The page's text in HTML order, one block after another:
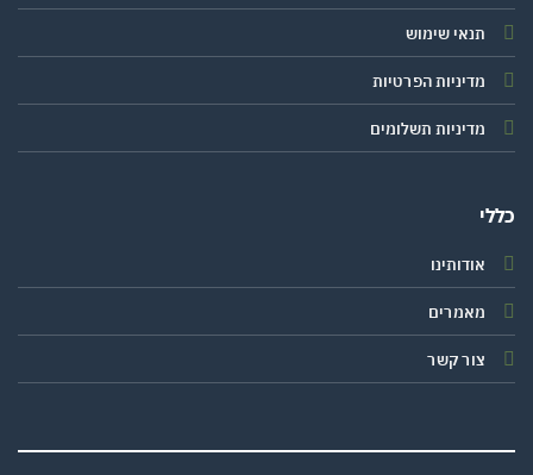
תנאי שימוש
מדיניות הפרטיות
מדיניות תשלומים
אודותינו
מאמרים
צור קשר